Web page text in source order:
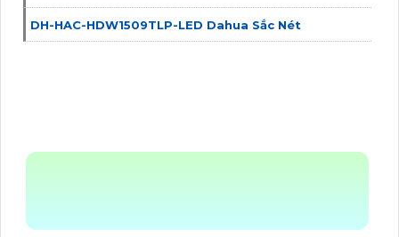
DH-HAC-HDW1509TLP-LED Dahua Sắc Nét